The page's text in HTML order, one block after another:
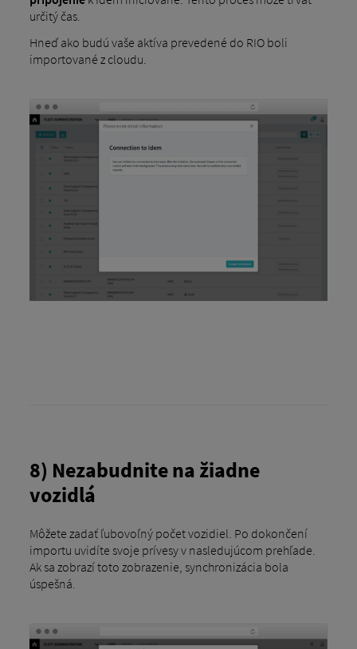
určitý čas.
Hneď ako budú vaše aktíva prevedené do RIO boli
importované z cloudu.
8) Nezabudnite na žiadne
vozidlá
Môžete zadať ľubovoľný počet vozidiel. Po dokončení
importu uvidíte svoje prívesy v nasledujúcom prehľade.
Ak sa zobrazí toto zobrazenie, synchronizácia bola
úspešná.